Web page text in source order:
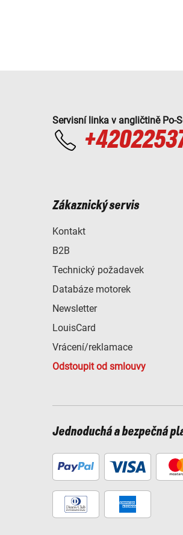
Servisní linka v angličtině Po-
Zákaznický servis
Kontakt
B2B
Technický požadavek
Databáze motorek
Newsletter
LouisCard
Vrácení/reklamace
Odstoupit od smlouvy
Jednoduchá a bezpečná